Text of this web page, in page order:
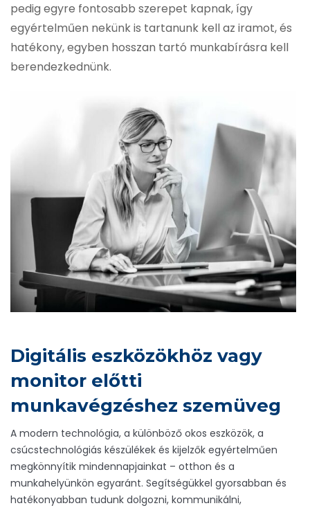
pedig egyre fontosabb szerepet kapnak, így
egyértelműen nekünk is tartanunk kell az iramot, és
hatékony, egyben hosszan tartó munkabírásra kell
berendezkednünk.
Digitális eszközökhöz vagy
monitor előtti
munkavégzéshez szemüveg
A modern technológia, a különböző okos eszközök, a
csúcstechnológiás készülékek és kijelzők egyértelműen
megkönnyítik mindennapjainkat – otthon és a
munkahelyünkön egyaránt. Segítségükkel gyorsabban és
hatékonyabban tudunk dolgozni, kommunikálni,